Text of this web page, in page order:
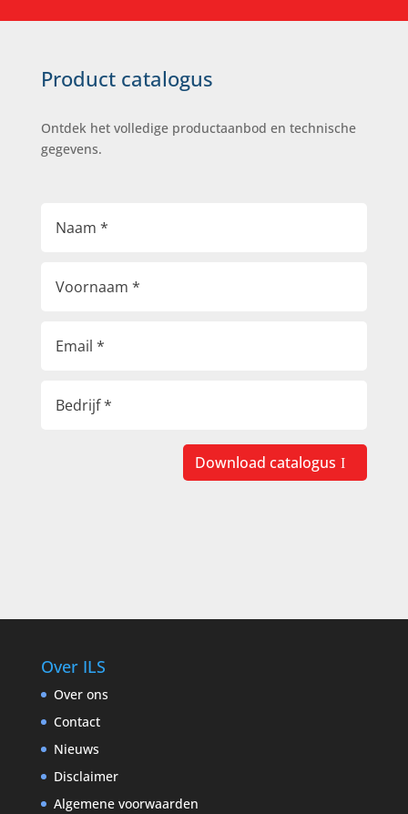
Product catalogus
Ontdek het volledige productaanbod en technische
gegevens.
Download catalogus
Over ILS
Over ons
Contact
Nieuws
Disclaimer
Algemene voorwaarden